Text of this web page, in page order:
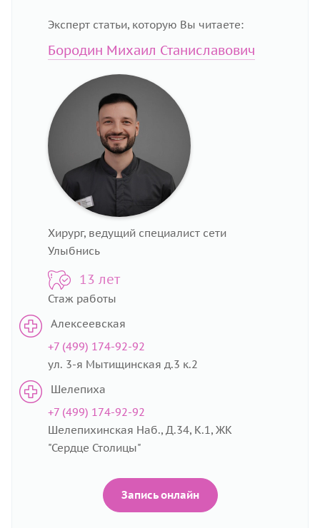
Эксперт статьи, которую Вы читаете:
Бородин Михаил Станиславович
Хирург, ведущий специалист сети
Улыбнись
13 лет
Стаж работы
Алексеевская
+7 (499) 174-92-92
ул. 3-я Мытищинская д.3 к.2
Шелепиха
+7 (499) 174-92-92
Шелепихинская Наб., Д.34, К.1, ЖК
"Сердце Столицы"
Запись онлайн